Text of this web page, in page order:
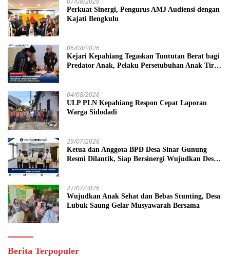
Perkuat Sinergi, Pengurus AMJ Audiensi dengan
Kajati Bengkulu
06/08/2026
Kejari Kepahiang Tegaskan Tuntutan Berat bagi
Predator Anak, Pelaku Persetubuhan Anak Tiri
04/08/2026
ULP PLN Kepahiang Respon Cepat Laporan
Warga Sidodadi
29/07/2026
Ketua dan Anggota BPD Desa Sinar Gunung
Resmi Dilantik, Siap Bersinergi Wujudkan Desa
27/07/2026
Wujudkan Anak Sehat dan Bebas Stunting, Desa
Lubuk Saung Gelar Musyawarah Bersama
Berita Terpopuler